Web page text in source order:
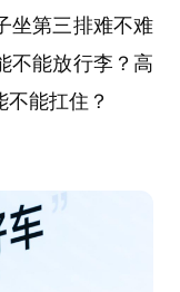
坐第三排难不难
不能放行李？高
能扛住？